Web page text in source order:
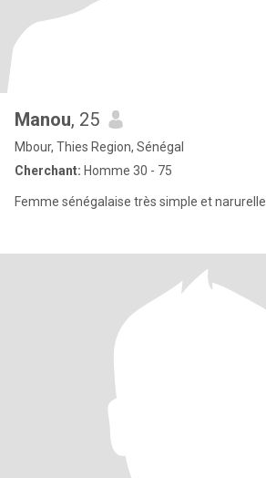
Manou, 25
Mbour, Thies Region, Sénégal
Cherchant: Homme 30 - 75
Femme sénégalaise très simple et narurelle